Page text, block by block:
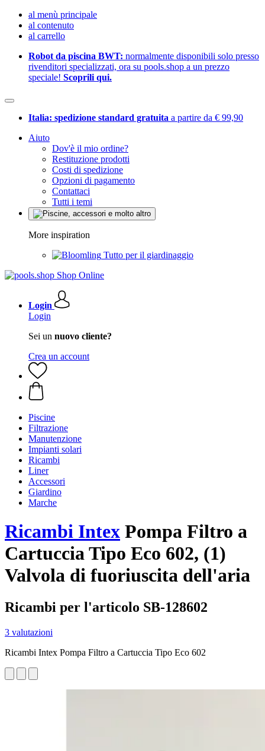
al menù principale
al contenuto
al carrello
Robot da piscina BWT: normalmente disponibili solo presso
rivenditori specializzati, ora su pools.shop a un prezzo
speciale! Scoprili qui.
Italia: spedizione standard gratuita a partire da € 99,90
Aiuto
Dov'è il mio ordine?
Restituzione prodotti
Costi di spedizione
Opzioni di pagamento
Contattaci
Tutti i temi
More inspiration
Tutto per il giardinaggio
Login
Login
Sei un nuovo cliente?
Crea un account
Piscine
Filtrazione
Manutenzione
Impianti solari
Ricambi
Liner
Accessori
Giardino
Marche
Ricambi Intex Pompa Filtro a
Cartuccia Tipo Eco 602, (1)
Valvola di fuoriuscita dell'aria
Ricambi per l'articolo SB-128602
3 valutazioni
Ricambi Intex Pompa Filtro a Cartuccia Tipo Eco 602